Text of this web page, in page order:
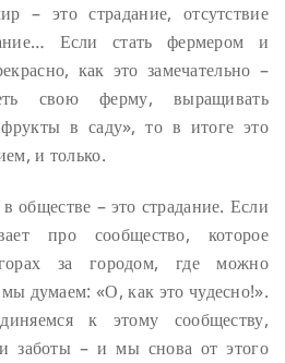
– это страдание, отсутствие
Если стать фермером и
как это замечательно –
свою ферму, выращивать
в саду», то в итоге это
и только.
– это страдание. Если
про сообщество, которое
за городом, где можно
думаем: «О, как это чудесно!».
к этому сообществу,
заботы – и мы снова от этого